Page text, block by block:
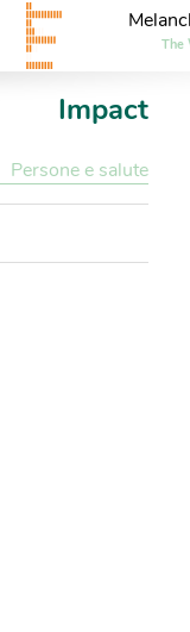
The
Impact
Persone e salute